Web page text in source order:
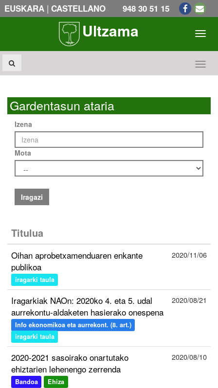
EUSKARA | CASTELLANO 948 30 51 15
Ultzama
Gardentasun ataria
Izena
Mota
Iragazi
Titulua
Oihan aprobetxamenduaren enkante
publikoa
iragarki taula
2020/11/06
Iragarkiak NAOn: 2020ko 4. eta 5. udal
aurrekontu-aldaketen hasierako onespena
Info ekonomikoa eta aurrekont. (8. art.)
iragarki taula
2020/08/21
2020-2021 sasoirako onartutako
ehiztarien lehenengo zerrenda
Bandoa Ehiza
2020/08/10